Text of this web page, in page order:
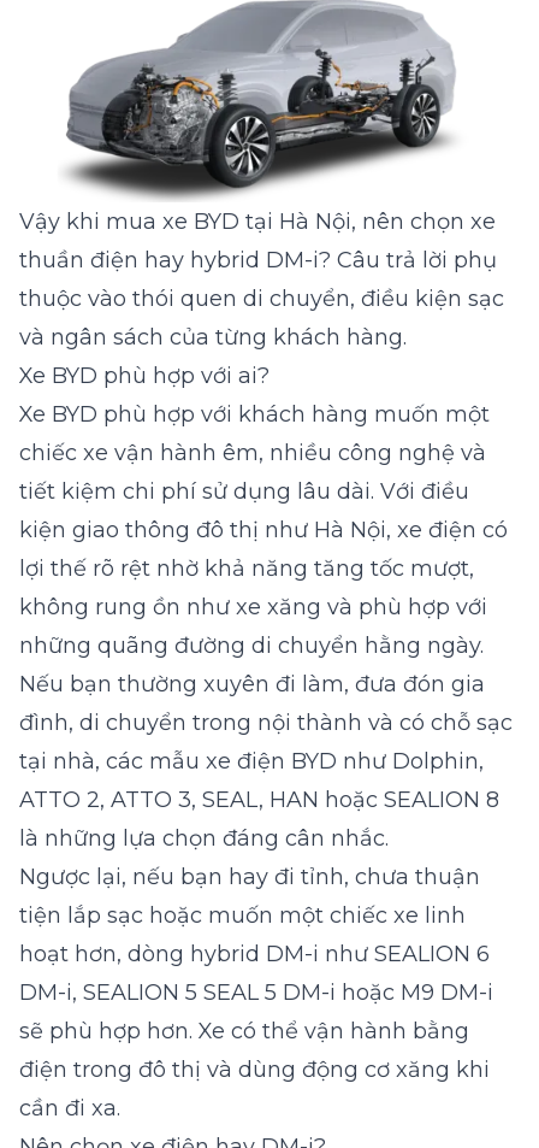
Vậy khi mua xe BYD tại Hà Nội, nên chọn xe
thuần điện hay hybrid DM-i? Câu trả lời phụ
thuộc vào thói quen di chuyển, điều kiện sạc
và ngân sách của từng khách hàng.
Xe BYD phù hợp với ai?
Xe BYD phù hợp với khách hàng muốn một
chiếc xe vận hành êm, nhiều công nghệ và
tiết kiệm chi phí sử dụng lâu dài. Với điều
kiện giao thông đô thị như Hà Nội, xe điện có
lợi thế rõ rệt nhờ khả năng tăng tốc mượt,
không rung ồn như xe xăng và phù hợp với
những quãng đường di chuyển hằng ngày.
Nếu bạn thường xuyên đi làm, đưa đón gia
đình, di chuyển trong nội thành và có chỗ sạc
tại nhà, các mẫu xe điện BYD như Dolphin,
ATTO 2, ATTO 3, SEAL, HAN hoặc SEALION 8
là những lựa chọn đáng cân nhắc.
Ngược lại, nếu bạn hay đi tỉnh, chưa thuận
tiện lắp sạc hoặc muốn một chiếc xe linh
hoạt hơn, dòng hybrid DM-i như SEALION 6
DM-i, SEALION 5 SEAL 5 DM-i hoặc M9 DM-i
sẽ phù hợp hơn. Xe có thể vận hành bằng
điện trong đô thị và dùng động cơ xăng khi
cần đi xa.